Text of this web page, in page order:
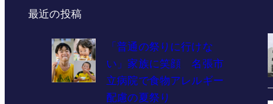
最近の投稿
「普通の祭りに行けな
い」家族に笑顔 名張市
立病院で食物アレルギー
配慮の夏祭り